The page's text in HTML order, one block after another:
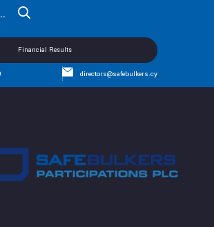
Financial Results
directors@safebulkers.cy